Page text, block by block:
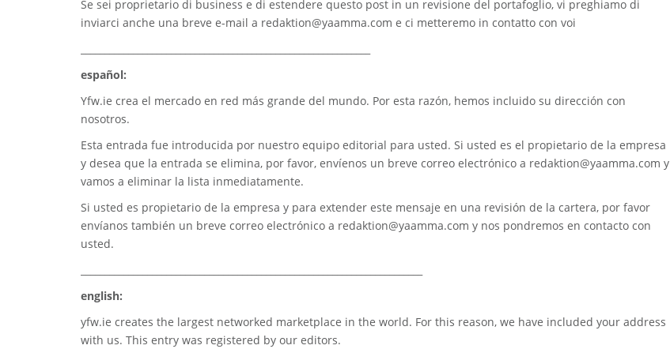
Se sei proprietario di business e di estendere questo post in un revisione del portafoglio, vi preghiamo di
inviarci anche una breve e-mail a redaktion@yaamma.com e ci metteremo in contatto con voi
español:
Yfw.ie crea el mercado en red más grande del mundo. Por esta razón, hemos incluido su dirección con
nosotros.
Esta entrada fue introducida por nuestro equipo editorial para usted. Si usted es el propietario de la empresa
y desea que la entrada se elimina, por favor, envíenos un breve correo electrónico a redaktion@yaamma.com y
vamos a eliminar la lista inmediatamente.
Si usted es propietario de la empresa y para extender este mensaje en una revisión de la cartera, por favor
envíanos también un breve correo electrónico a redaktion@yaamma.com y nos pondremos en contacto con
usted.
english:
yfw.ie creates the largest networked marketplace in the world. For this reason, we have included your address
with us. This entry was registered by our editors.